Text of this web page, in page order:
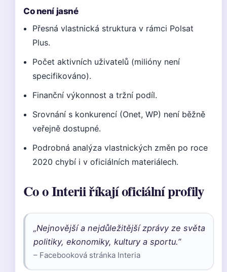
Co není jasné
Přesná vlastnická struktura v rámci Polsat
Plus.
Počet aktivních uživatelů (milióny není
specifikováno).
Finanční výkonnost a tržní podíl.
Srovnání s konkurencí (Onet, WP) není běžně
veřejně dostupné.
Podrobná analýza vlastnických změn po roce
2020 chybí i v oficiálních materiálech.
Co o Interii říkají oficiální profily
„Nejnovější a nejdůležitější zprávy ze světa
politiky, ekonomiky, kultury a sportu.”
– Facebooková stránka Interia